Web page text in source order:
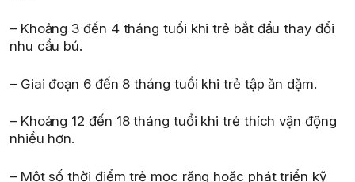
– Khoảng 3 đến 4 tháng tuổi khi trẻ bắt đầu thay đổi
nhu cầu bú.
– Giai đoạn 6 đến 8 tháng tuổi khi trẻ tập ăn dặm.
– Khoảng 12 đến 18 tháng tuổi khi trẻ thích vận động
nhiều hơn.
– Một số thời điểm trẻ mọc răng hoặc phát triển kỹ